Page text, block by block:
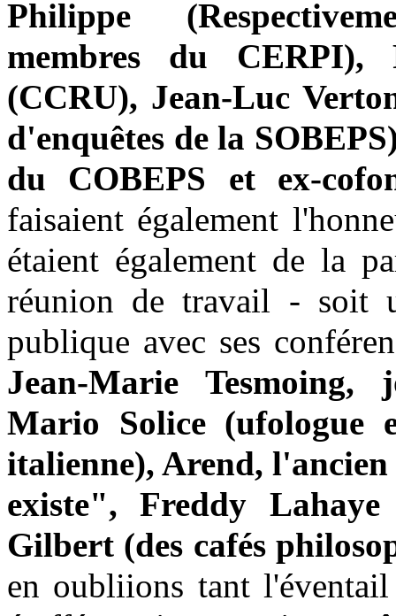
Philippe
membres du CERPI),
(CCRU), Jean-Luc
d'enquêtes de la
du COBEPS et ex-
faisaient également
étaient également de la
réunion de travail - soit
publique avec ses
Jean-Marie Tesmoing,
Mario Solice (ufologue
italienne), Arend,
existe", Freddy Lahaye
Gilbert (des cafés
en oubliions tant l'éventail